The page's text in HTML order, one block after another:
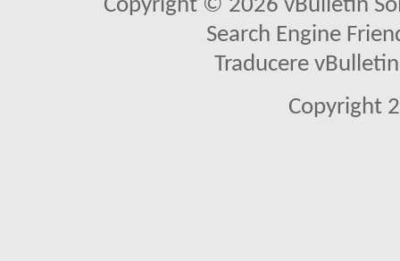
Copyright © 2026 vBulletin
Search Engine
Traducere
Copyright